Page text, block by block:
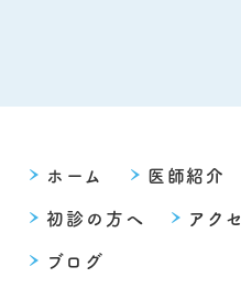
ホーム 医師紹介
初診の方へ
アク
ブログ